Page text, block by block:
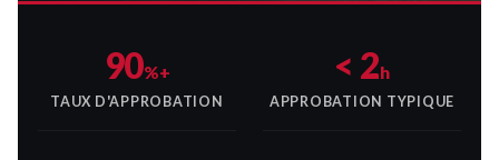
90%+
TAUX D'APPROBATION
< 2h
APPROBATION TYPIQUE